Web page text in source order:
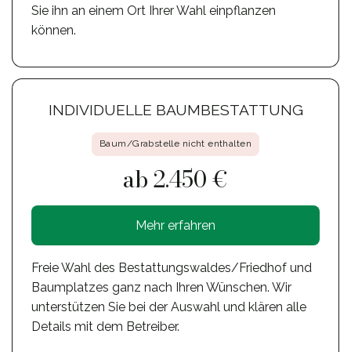
Sie ihn an einem Ort Ihrer Wahl einpflanzen
können.
INDIVIDUELLE BAUMBESTATTUNG
Baum/Grabstelle nicht enthalten
ab 2.450 €
Mehr erfahren
Freie Wahl des Bestattungswaldes/Friedhof und
Baumplatzes ganz nach Ihren Wünschen. Wir
unterstützen Sie bei der Auswahl und klären alle
Details mit dem Betreiber.